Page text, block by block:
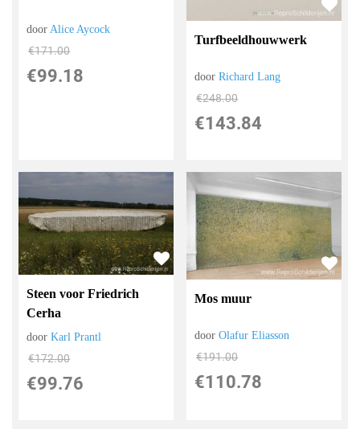
door Alice Aycock
€171.00
€99.18
Turfbeeldhouwwerk
doorRichard Lang
€248.00
€143.84
Steen voor Friedrich
Cerha
doorKarl Prantl
€172.00
€99.76
Mos muur
doorOlafur Eliasson
€191.00
€110.78